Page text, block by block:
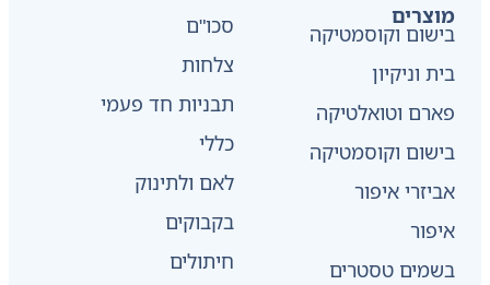
מוצרים
בישום וקוסמטיקה
בית וניקיון
פארם וטואלטיקה
בישום וקוסמטיקה
אביזרי איפור
איפור
בשמים טסטרים
סכו"ם
צלחות
תבניות חד פעמי
כללי
לאם ולתינוק
בקבוקים
חיתולים